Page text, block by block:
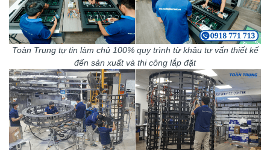
Toàn Trung tự tin làm chủ 100% quy trình từ khâu tư vấn thiết kế
đến sản xuất và thi công lắp đặt